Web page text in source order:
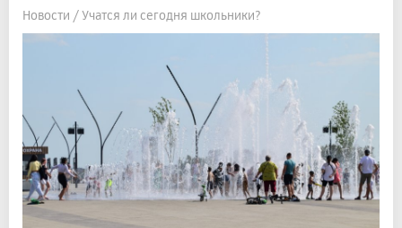
Новости / Учатся ли сегодня школьники?